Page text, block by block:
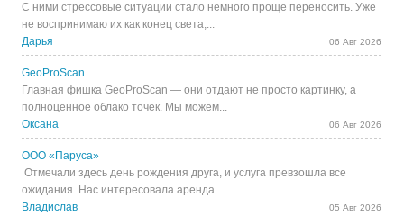
С ними стрессовые ситуации стало немного проще переносить. Уже
не воспринимаю их как конец света,...
Дарья
06 Авг 2026
GeoProScan
Главная фишка GeoProScan — они отдают не просто картинку, а
полноценное облако точек. Мы можем...
Оксана
06 Авг 2026
ООО «Паруса»
Отмечали здесь день рождения друга, и услуга превзошла все
ожидания. Нас интересовала аренда...
Владислав
05 Авг 2026